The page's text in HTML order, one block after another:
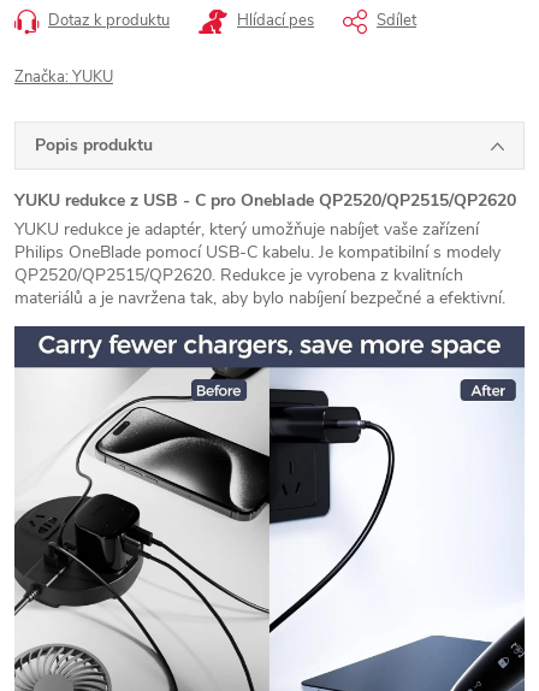
Dotaz k produktu Hlídací pes Sdílet
Značka: YUKU
Popis produktu
YUKU redukce z USB - C pro Oneblade QP2520/QP2515/QP2620
YUKU redukce je adaptér, který umožňuje nabíjet vaše zařízení
Philips OneBlade pomocí USB-C kabelu. Je kompatibilní s modely
QP2520/QP2515/QP2620. Redukce je vyrobena z kvalitních
materiálů a je navržena tak, aby bylo nabíjení bezpečné a efektivní.